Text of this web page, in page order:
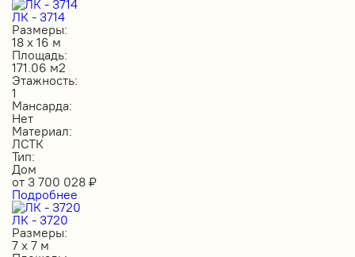
ЛК - 3714
Размеры:
18 х 16 м
Площадь:
171.06 м2
Этажность:
1
Мансарда:
Нет
Материал:
ЛСТК
Тип:
Дом
от 3 700 028 ₽
Подробнее
ЛК - 3720
Размеры:
7 х 7 м